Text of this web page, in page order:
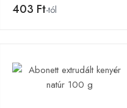
403 Ft-tól